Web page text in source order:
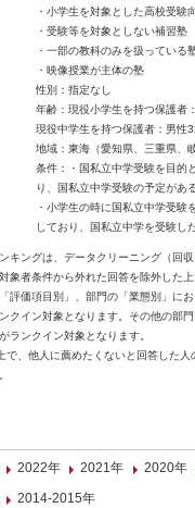
・小学生を対象とした高校受験
・受験等を対象としない補習塾
・一部の教科のみを扱っている
・映像授業が主体の塾
性別：指定なし
年齢：現役小学生を持つ保護者
現役中学生を持つ保護者：男性
地域：東海（愛知県、三重県、
条件：・国私立中学受験を目的
り、国私立中学受験の予定があ
・小学生の時に国私立中学受験
しており、国私立中学を受験し
キングは、データクリーニング（回
象者条件から外れた回答を除外した上
評価項目別」、部門の「業態別」に
クイン対象となります。その他の部
ランクイン対象となります。
、他人に薦めたくないと回答した人
2022年 2021年 2020年
2014-2015年